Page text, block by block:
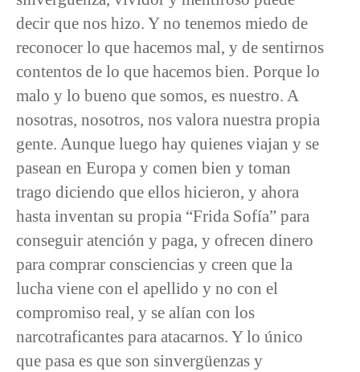
decir que nos hizo. Y no tenemos miedo de
reconocer lo que hacemos mal, y de sentirnos
contentos de lo que hacemos bien. Porque lo
malo y lo bueno que somos, es nuestro. A
nosotras, nosotros, nos valora nuestra propia
gente. Aunque luego hay quienes viajan y se
pasean en Europa y comen bien y toman
trago diciendo que ellos hicieron, y ahora
hasta inventan su propia “Frida Sofía” para
conseguir atención y paga, y ofrecen dinero
para comprar consciencias y creen que la
lucha viene con el apellido y no con el
compromiso real, y se alían con los
narcotraficantes para atacarnos. Y lo único
que pasa es que son sinvergüenzas y